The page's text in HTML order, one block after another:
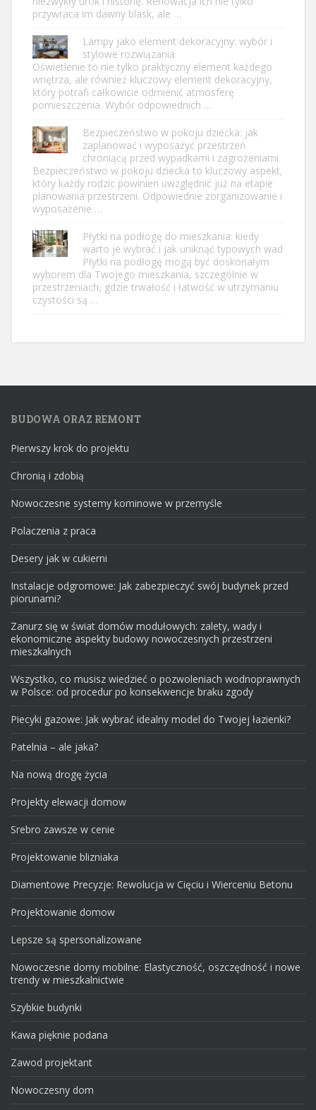
przywraca im dawny blask, ale …
Lampy jako element dekoracyjny: wybór i
stylowe rozwiązania
Oświetlenie to nie tylko praktyczny element każdego
wnętrza, ale również kluczowy element dekoracyjny,
który potrafi całkowicie odmienić atmosferę
pomieszczenia. Wybór odpowiednich …
Bezpieczeństwo w pokoju dziecka: jak
zaplanować i wyposażyć przestrzeń
chroniącą przed wypadkami i zagrożeniami
Bezpieczeństwo w pokoju dziecka to kluczowy aspekt,
który każdy rodzic powinien uwzględnić już na etapie
planowania przestrzeni. Odpowiednie zorganizowanie i
wyposażenie …
Płytki na podłogę do mieszkania: kiedy
warto je wybrać i jak uniknąć typowych wad
Płytki na podłogę mogą być doskonałym
wyborem dla Twojego mieszkania, szczególnie w
przestrzeniach, gdzie trwałość i łatwość w utrzymaniu
czystości są …
BUDOWA ORAZ REMONT
Pierwszy krok do projektu
Chronią i zdobią
Nowoczesne systemy kominowe w przemyśle
Polaczenia z praca
Desery jak w cukierni
Instalacje odgromowe: Jak zabezpieczyć swój budynek przed
piorunami?
Zanurz się w świat domów modułowych: zalety, wady i
ekonomiczne aspekty budowy nowoczesnych przestrzeni
mieszkalnych
Wszystko, co musisz wiedzieć o pozwoleniach wodnoprawnych
w Polsce: od procedur po konsekwencje braku zgody
Piecyki gazowe: Jak wybrać idealny model do Twojej łazienki?
Patelnia – ale jaka?
Na nową drogę życia
Projekty elewacji domow
Srebro zawsze w cenie
Projektowanie blizniaka
Diamentowe Precyzje: Rewolucja w Cięciu i Wierceniu Betonu
Projektowanie domow
Lepsze są spersonalizowane
Nowoczesne domy mobilne: Elastyczność, oszczędność i nowe
trendy w mieszkalnictwie
Szybkie budynki
Kawa pięknie podana
Zawod projektant
Nowoczesny dom